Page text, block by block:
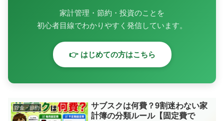
家計管理・節約・投資のことを
初心者目線でわかりやすく発信しています。
👉 はじめての方はこちら
貯金・節約
サブスクは何費？9割迷わない家
計簿の分類ルール【固定費で